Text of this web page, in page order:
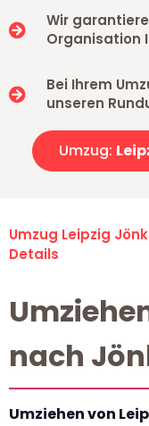
Wir
Organisation
Bei Ihrem
unseren
Umzug:
Umzug Leipzig
Details
nach
Umziehen von